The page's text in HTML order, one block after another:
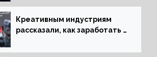
Креативным индустриям
рассказали, как заработать 2
экономики